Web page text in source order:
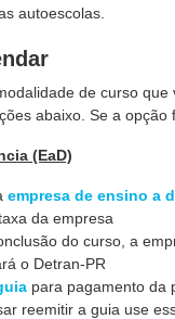
autoescolas.
de curso que
abaixo. Se a opção
(EaD)
empresa de ensino a
da empresa
do curso, a
o Detran-PR
para pagamento da
reemitir a guia use